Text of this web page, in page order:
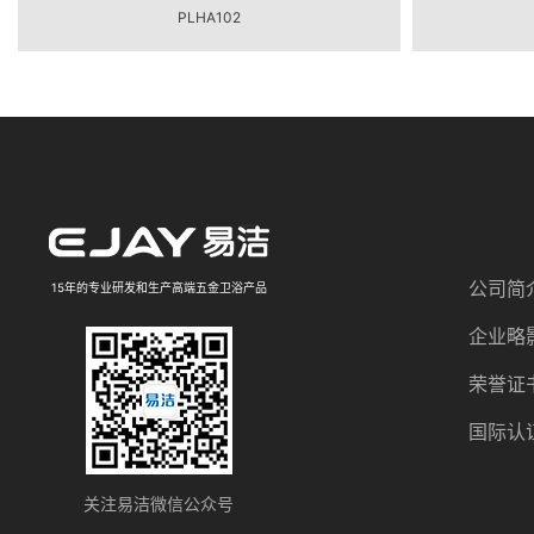
PLHA102
15年的专业研发和生产高端五金卫浴产品
关注易洁微信公众号
公司简
企业略
荣誉证
国际认